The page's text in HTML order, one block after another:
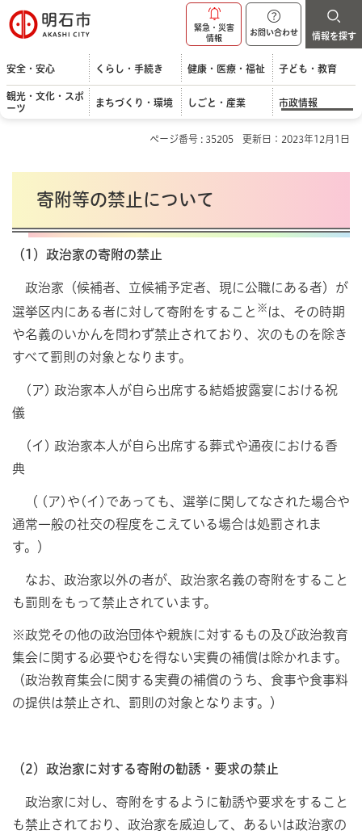
明石市
緊急・災害
情報
お問い合わせ 情報を探す
安全・安心 くらし・手続き 健康・医療・福祉 子ども・教育
観光・文化・スポ
ーツ
まちづくり・環境 しごと・産業 市政情報
ページ番号 : 35205 更新日：2023年12月1日
寄附等の禁止について
（1）政治家の寄附の禁止
政治家（候補者、立候補予定者、現に公職にある者）が
選挙区内にある者に対して寄附をすること ※ は、その時期
や名義のいかんを問わず禁止されており、次のものを除き
すべて罰則の対象となります。
(ア) 政治家本人が自ら出席する結婚披露宴における祝
儀
(イ) 政治家本人が自ら出席する葬式や通夜における香
典
（ (ア)や(イ)であっても、選挙に関してなされた場合や
通常一般の社交の程度をこえている場合は処罰されま
す。）
なお、政治家以外の者が、政治家名義の寄附をすること
も罰則をもって禁止されています。
※政党その他の政治団体や親族に対するもの及び政治教育
集会に関する必要やむを得ない実費の補償は除かれます。
（政治教育集会に関する実費の補償のうち、食事や食事料
の提供は禁止され、罰則の対象となります。）
（2）政治家に対する寄附の勧誘・要求の禁止
政治家に対し、寄附をするように勧誘や要求をすること
も禁止されており、政治家を威迫して、あるいは政治家の